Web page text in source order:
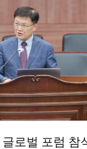
글로벌 포럼 참